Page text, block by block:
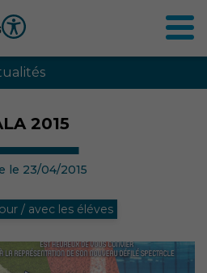
2015
le 23/04/2015
/ avec les éléves